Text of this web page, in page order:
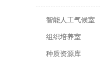
智能人工气候室
组织培养室
种质资源库